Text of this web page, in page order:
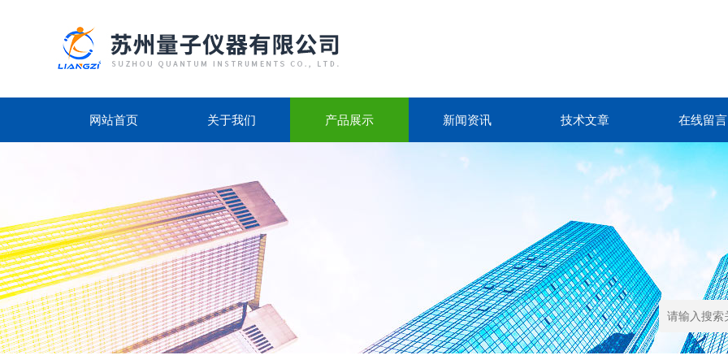
网站首页 关于我们 产品展示 新闻资讯 技术文章 在线留言